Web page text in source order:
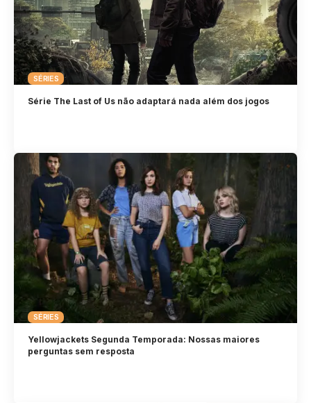
SÉRIES
Série The Last of Us não adaptará nada além dos jogos
SÉRIES
Yellowjackets Segunda Temporada: Nossas maiores
perguntas sem resposta